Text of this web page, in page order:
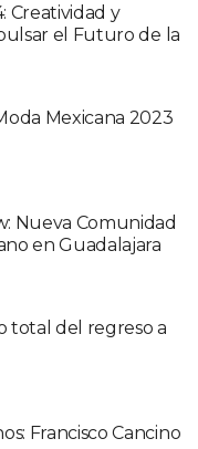
Creatividad y
el Futuro de la
Mexicana 2023
Nueva Comunidad
en Guadalajara
total del regreso a
Francisco Cancino